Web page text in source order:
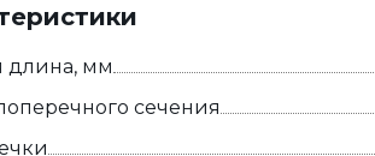
длина, мм
сечения